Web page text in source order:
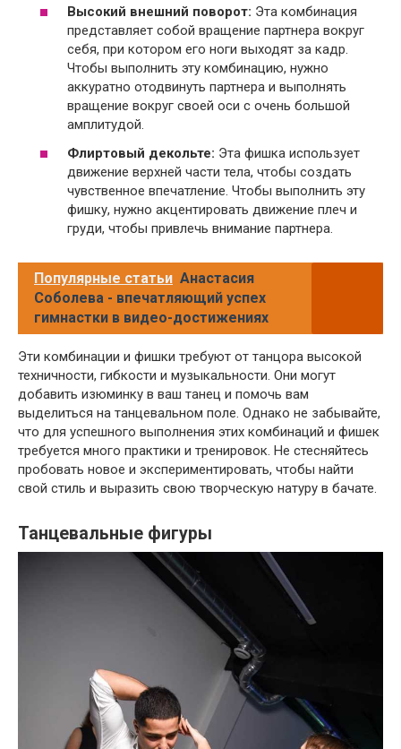
Высокий внешний поворот: Эта комбинация
представляет собой вращение партнера вокруг
себя, при котором его ноги выходят за кадр.
Чтобы выполнить эту комбинацию, нужно
аккуратно отодвинуть партнера и выполнять
вращение вокруг своей оси с очень большой
амплитудой.
Флиртовый декольте: Эта фишка использует
движение верхней части тела, чтобы создать
чувственное впечатление. Чтобы выполнить эту
фишку, нужно акцентировать движение плеч и
груди, чтобы привлечь внимание партнера.
Популярные статьи Анастасия
Соболева - впечатляющий успех
гимнастки в видео-достижениях
Эти комбинации и фишки требуют от танцора высокой
техничности, гибкости и музыкальности. Они могут
добавить изюминку в ваш танец и помочь вам
выделиться на танцевальном поле. Однако не забывайте,
что для успешного выполнения этих комбинаций и фишек
требуется много практики и тренировок. Не стесняйтесь
пробовать новое и экспериментировать, чтобы найти
свой стиль и выразить свою творческую натуру в бачате.
Танцевальные фигуры